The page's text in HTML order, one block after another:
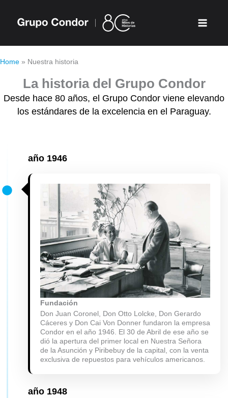
contenido
Home » Nuestra historia
La historia del Grupo Condor
Desde hace 80 años, el Grupo Condor viene elevando
los estándares de la excelencia en el Paraguay.
año 1946
Fundación
Don Juan Coronel, Don Otto Lolcke, Don Gerardo
Cáceres y Don Cai Von Donner fundaron la empresa
Condor en el año 1946. El 30 de Abril de ese año se
dió la apertura del primer local en Nuestra Señora
de la Asunción y Piribebuy de la capital, con la venta
exclusiva de repuestos para vehículos americanos.
año 1948